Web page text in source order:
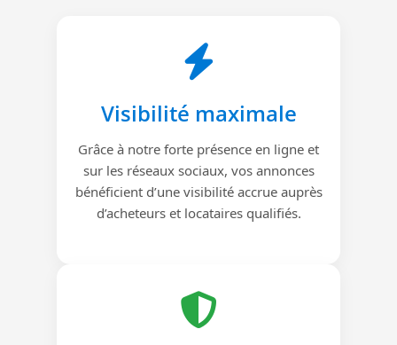
Visibilité maximale
Grâce à notre forte présence en ligne et
sur les réseaux sociaux, vos annonces
bénéficient d’une visibilité accrue auprès
d’acheteurs et locataires qualifiés.